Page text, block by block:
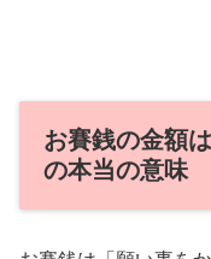
お賽銭の金額
の本当の意味